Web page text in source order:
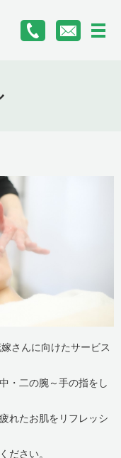
メ
さんに向けたサービス
・二の腕～手の指をし
れたお肌をリフレッシ
ださい。